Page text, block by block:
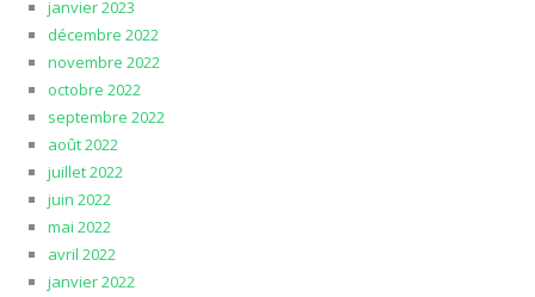
janvier 2023
décembre 2022
novembre 2022
octobre 2022
septembre 2022
août 2022
juillet 2022
juin 2022
mai 2022
avril 2022
janvier 2022